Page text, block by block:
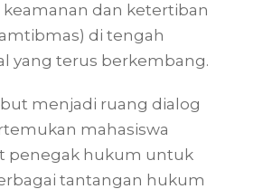
dan ketertiban
di tengah
yang terus berkembang.
menjadi ruang dialog
mahasiswa
penegak hukum untuk
tantangan hukum